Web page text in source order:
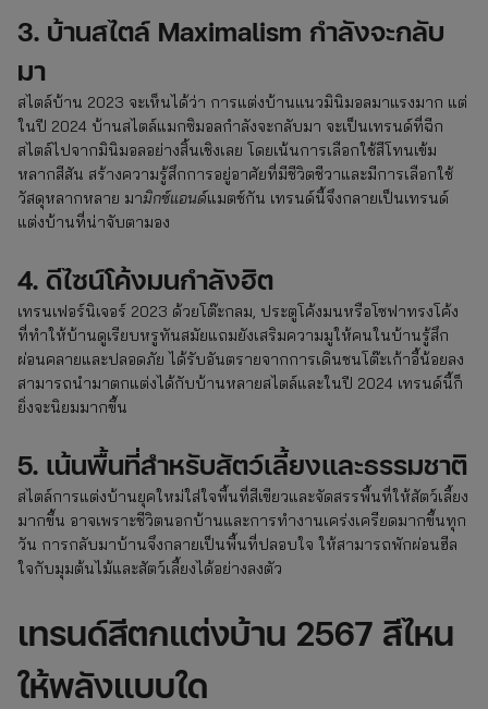
3. บ้านสไตล์ Maximalism กำลังจะกลับ
มา
สไตล์บ้าน 2023 จะเห็นได้ว่า การแต่งบ้านแนวมินิมอลมาแรงมาก แต่
ในปี 2024 บ้านสไตล์แมกซิมอลกำลังจะกลับมา จะเป็นเทรนด์ที่ฉีก
สไตล์ไปจากมินิมอลอย่างสิ้นเชิงเลย โดยเน้นการเลือกใช้สีโทนเข้ม
หลากสีสัน สร้างความรู้สึกการอยู่อาศัยที่มีชีวิตชีวาและมีการเลือกใช้
วัสดุหลากหลาย มามิกซ์แอนด์แมตช์กัน เทรนด์นี้จึงกลายเป็นเทรนด์
แต่งบ้านที่น่าจับตามอง
4. ดีไซน์โค้งมนกำลังฮิต
เทรนเฟอร์นิเจอร์ 2023 ด้วยโต๊ะกลม, ประตูโค้งมนหรือโซฟาทรงโค้ง
ที่ทำให้บ้านดูเรียบหรูทันสมัยแถมยังเสริมความมูให้คนในบ้านรู้สึก
ผ่อนคลายและปลอดภัย ได้รับอันตรายจากการเดินชนโต๊ะเก้าอี้น้อยลง
สามารถนำมาตกแต่งได้กับบ้านหลายสไตล์และในปี 2024 เทรนด์นี้ก็
ยิ่งจะนิยมมากขึ้น
5. เน้นพื้นที่สำหรับสัตว์เลี้ยงและธรรมชาติ
สไตล์การแต่งบ้านยุคใหม่ใส่ใจพื้นที่สีเขียวและจัดสรรพื้นที่ให้สัตว์เลี้ยง
มากขึ้น อาจเพราะชีวิตนอกบ้านและการทำงานเคร่งเครียดมากขึ้นทุก
วัน การกลับมาบ้านจึงกลายเป็นพื้นที่ปลอบใจ ให้สามารถพักผ่อนฮีล
ใจกับมุมต้นไม้และสัตว์เลี้ยงได้อย่างลงตัว
เทรนด์สีตกแต่งบ้าน 2567 สีไหน
ให้พลังแบบใด